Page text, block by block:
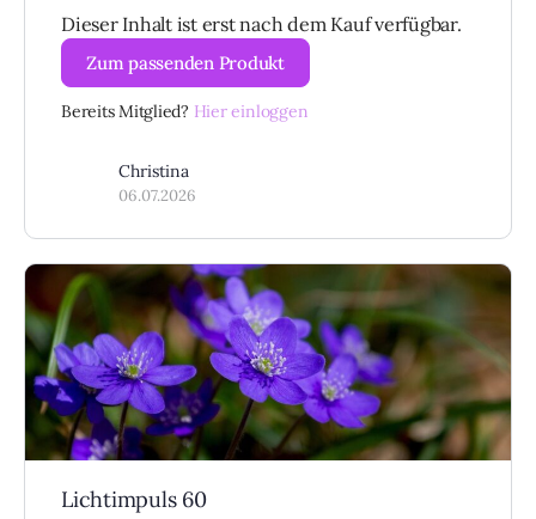
Dieser Inhalt ist erst nach dem Kauf verfügbar.
Zum passenden Produkt
Bereits Mitglied? Hier einloggen
Christina
06.07.2026
Lichtimpuls 60